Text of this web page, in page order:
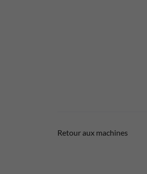
Retour aux machines